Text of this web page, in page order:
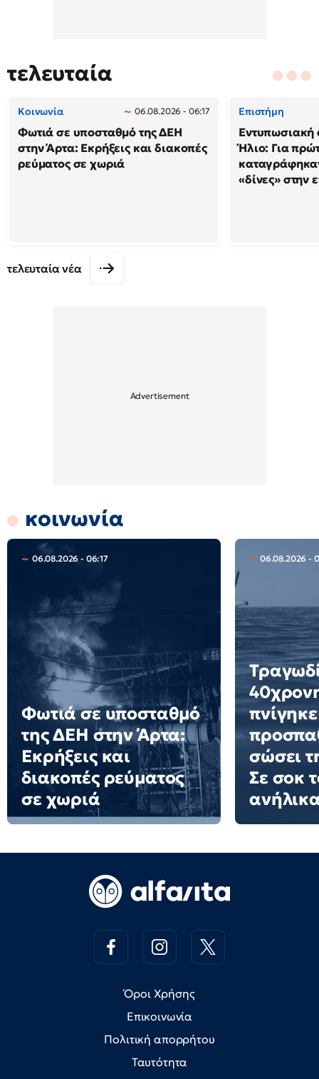
τελευταία
Κοινωνία 06.08.2026 - 06:17
Φωτιά σε υποσταθμό της ΔΕΗ
στην Άρτα: Εκρήξεις και διακοπές
ρεύματος σε χωριά
Επιστήμη
Ήλιο: Για
«δίνες» στην
τελευταία νέα
κοινωνία
06.08.2026 - 06:17
Φωτιά σε υποσταθμό
της ΔΕΗ στην Άρτα:
Εκρήξεις και
διακοπές ρεύματος
σε χωριά
06.08.2026 -
πνίγηκε
σώσει
Σε σοκ
Όροι Χρήσης
Επικοινωνία
Πολιτική απορρήτου
Ταυτότητα